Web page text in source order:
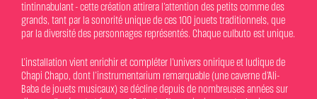
tintinnabulant - cette création attirera l’attention des petits comme des
grands, tant par la sonorité unique de ces 100 jouets traditionnels, que
par la diversité des personnages représentés. Chaque culbuto est unique.
L’installation vient enrichir et compléter l’univers onirique et ludique de
Chapi Chapo, dont l’instrumentarium remarquable (une caverne d’Ali-
Baba de jouets musicaux) se décline depuis de nombreuses années sur